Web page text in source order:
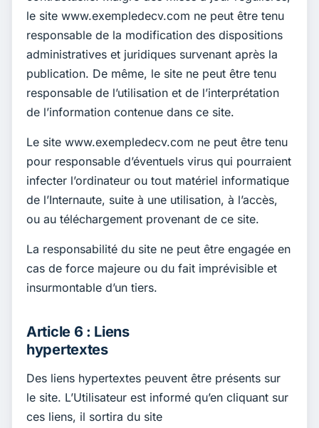
le site www.exempledecv.com ne peut être tenu
responsable de la modification des dispositions
administratives et juridiques survenant après la
publication. De même, le site ne peut être tenu
responsable de l’utilisation et de l’interprétation
de l’information contenue dans ce site.
Le site www.exempledecv.com ne peut être tenu
pour responsable d’éventuels virus qui pourraient
infecter l’ordinateur ou tout matériel informatique
de l’Internaute, suite à une utilisation, à l’accès,
ou au téléchargement provenant de ce site.
La responsabilité du site ne peut être engagée en
cas de force majeure ou du fait imprévisible et
insurmontable d’un tiers.
Article 6 : Liens
hypertextes
Des liens hypertextes peuvent être présents sur
le site. L’Utilisateur est informé qu’en cliquant sur
ces liens, il sortira du site